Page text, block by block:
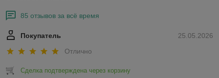
85 отзывов за всё время
25.05.2026
Покупатель
Отлично
Сделка подтверждена через корзину